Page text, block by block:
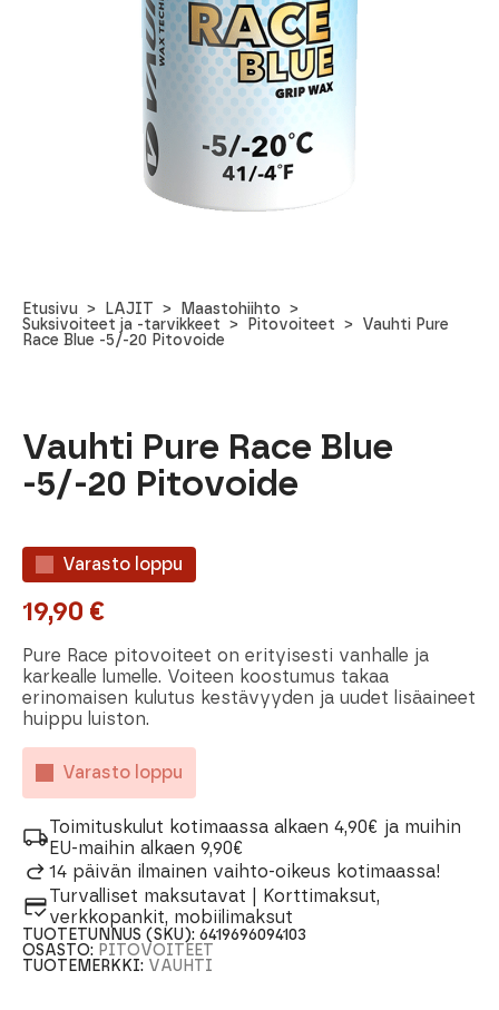
Etusivu LAJIT
Maastohiihto
Suksivoiteet ja -tarvikkeet
Pitovoiteet
Vauhti Pure
Race Blue -5/-20 Pitovoide
Vauhti Pure Race Blue
-5/-20 Pitovoide
Varasto loppu
19,90 €
Pure Race pitovoiteet on erityisesti vanhalle ja
karkealle lumelle. Voiteen koostumus takaa
erinomaisen kulutus kestävyyden ja uudet lisäaineet
huippu luiston.
Varasto loppu
Toimituskulut kotimaassa alkaen 4,90€ ja muihin
EU-maihin alkaen 9,90€
14 päivän ilmainen vaihto-oikeus kotimaassa!
Turvalliset maksutavat | Korttimaksut,
verkkopankit, mobiilimaksut
TUOTETUNNUS (SKU):6419696094103
OSASTO: PITOVOITEET
TUOTEMERKKI: VAUHTI